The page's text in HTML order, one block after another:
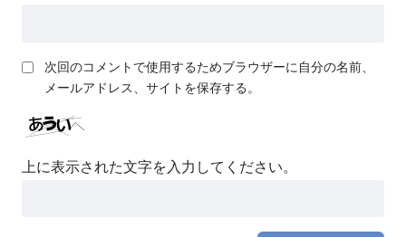
次回のコメントで使用するためブラウザーに自分の名前、
メールアドレス、サイトを保存する。
上に表示された文字を入力してください。